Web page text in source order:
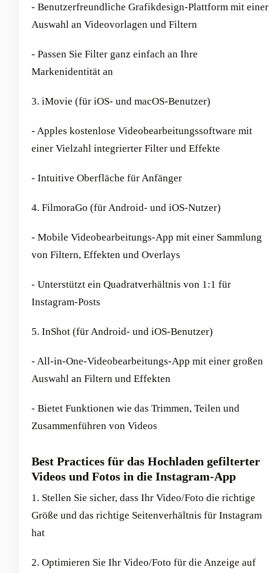
- Benutzerfreundliche Grafikdesign-Plattform mit einer
Auswahl an Videovorlagen und Filtern
- Passen Sie Filter ganz einfach an Ihre
Markenidentität an
3. iMovie (für iOS- und macOS-Benutzer)
- Apples kostenlose Videobearbeitungssoftware mit
einer Vielzahl integrierter Filter und Effekte
- Intuitive Oberfläche für Anfänger
4. FilmoraGo (für Android- und iOS-Nutzer)
- Mobile Videobearbeitungs-App mit einer Sammlung
von Filtern, Effekten und Overlays
- Unterstützt ein Quadratverhältnis von 1:1 für
Instagram-Posts
5. InShot (für Android- und iOS-Benutzer)
- All-in-One-Videobearbeitungs-App mit einer großen
Auswahl an Filtern und Effekten
- Bietet Funktionen wie das Trimmen, Teilen und
Zusammenführen von Videos
Best Practices für das Hochladen gefilterter
Videos und Fotos in die Instagram-App
1. Stellen Sie sicher, dass Ihr Video/Foto die richtige
Größe und das richtige Seitenverhältnis für Instagram
hat
2. Optimieren Sie Ihr Video/Foto für die Anzeige auf